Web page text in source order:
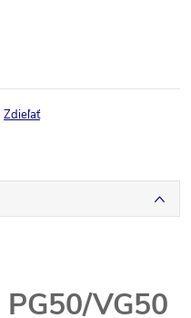
Zdieľať
VG50